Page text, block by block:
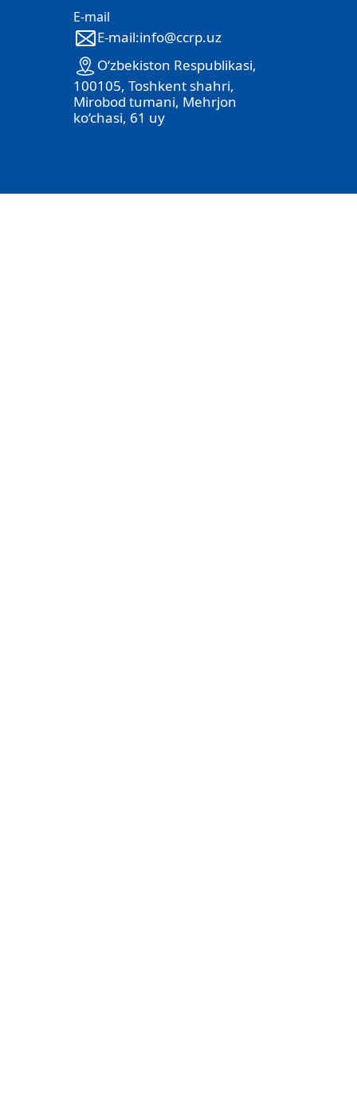
E-mail
E-mail:info@ccrp.uz
O‘zbekiston Respublikasi,
100105, Toshkent shahri,
Mirobod tumani, Mehrjon
ko‘chasi, 61 uy